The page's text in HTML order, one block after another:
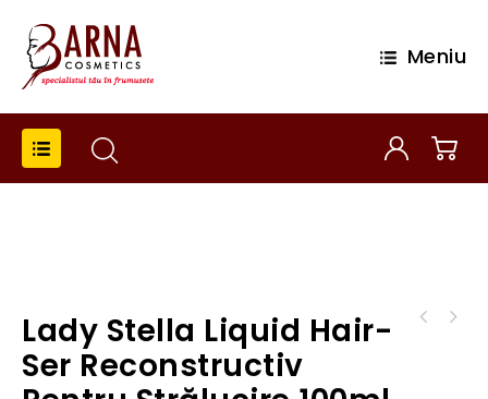
Meniu
Lady Stella Liquid Hair-
Ser Reconstructiv